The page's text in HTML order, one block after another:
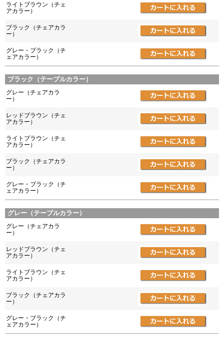
ライトブラウン（チェ
アカラー）
ブラック（チェアカラ
ー）
グレー・ブラック（チ
ェアカラー）
ブラック（テーブルカラー）
グレー（チェアカラ
ー）
レッドブラウン（チェ
アカラー）
ライトブラウン（チェ
アカラー）
ブラック（チェアカラ
ー）
グレー・ブラック（チ
ェアカラー）
グレー（テーブルカラー）
グレー（チェアカラ
ー）
レッドブラウン（チェ
アカラー）
ライトブラウン（チェ
アカラー）
ブラック（チェアカラ
ー）
グレー・ブラック（チ
ェアカラー）